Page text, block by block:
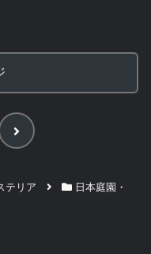
次
テリア
日本庭園・